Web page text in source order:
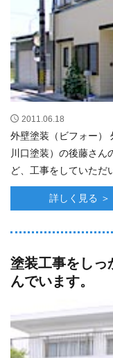
2011.06.18
外壁塗装（ビフォー） 外壁塗装（アフター） （ひまわりホーム／
川口塗装）の後藤さん
ど、工事をしていただ
みなさんが、きれいに
詳しく見る ＞
塗装工事をしっ
んでいます。